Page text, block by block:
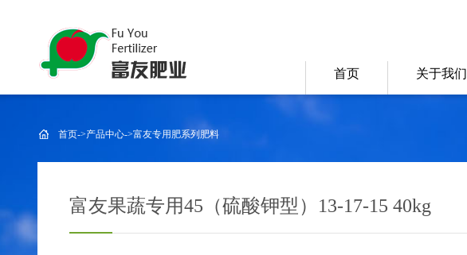
首页 关于我们
首页->产品中心->富友专用肥系列肥料
富友果蔬专用45（硫酸钾型）13-17-15 40kg